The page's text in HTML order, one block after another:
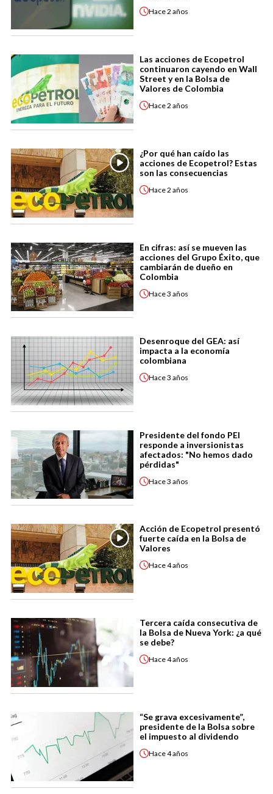
Hace2 años
Las acciones de Ecopetrol
continuaron cayendo en Wall
Street y en la Bolsa de
Valores de Colombia
Hace2 años
¿Por qué han caído las
acciones de Ecopetrol? Estas
son las consecuencias
Hace2 años
En cifras: así se mueven las
acciones del Grupo Éxito, que
cambiarán de dueño en
Colombia
Hace3 años
Desenroque del GEA: así
impacta a la economía
colombiana
Hace3 años
Presidente del fondo PEI
responde a inversionistas
afectados: "No hemos dado
pérdidas"
Hace3 años
Acción de Ecopetrol presentó
fuerte caída en la Bolsa de
Valores
Hace4 años
Tercera caída consecutiva de
la Bolsa de Nueva York: ¿a qué
se debe?
Hace4 años
“Se grava excesivamente”,
presidente de la Bolsa sobre
el impuesto al dividendo
Hace4 años